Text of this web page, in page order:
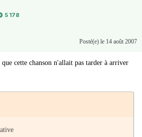
5 178
Posté(e) le 14 août 2007
cette chanson n'allait pas tarder à arriver